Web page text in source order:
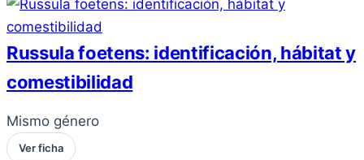
Russula foetens: identificación, hábitat y
comestibilidad
Mismo género
Ver ficha